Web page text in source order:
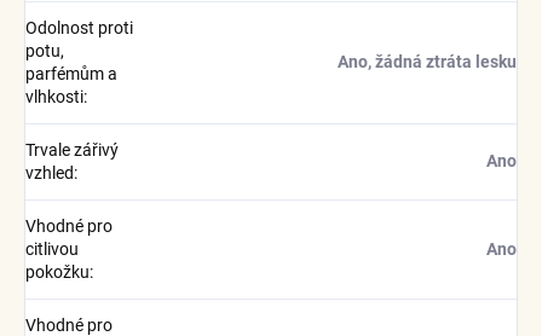
Odolnost proti
potu,
parfémům a
vlhkosti:
Ano, žádná ztráta lesku
Trvale zářivý
vzhled:
Ano
Vhodné pro
citlivou
pokožku:
Ano
Vhodné pro